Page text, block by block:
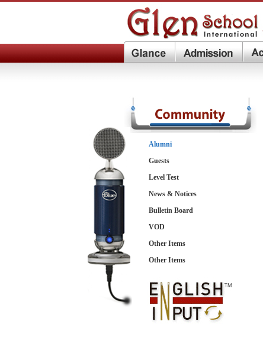
Alumni
Guests
Level Test
News & Notices
Bulletin Board
VOD
Other Items
Other Items